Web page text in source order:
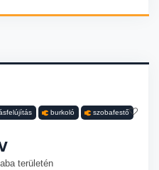
burkoló szobafestő
területén